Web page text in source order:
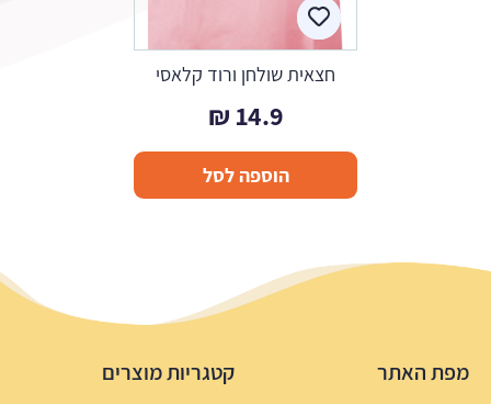
חצאית שולחן ורוד קלאסי
14.9
₪
הוספה לסל
מפת האתר קטגריות מוצרים